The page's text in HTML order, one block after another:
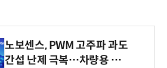
노보센스, PWM 고주파 과도
간섭 난제 극복…차량용 전